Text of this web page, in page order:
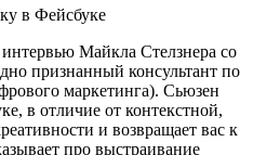
в Фейсбуке
Майкла Стелзнера со
признанный консультант по
маркетинга). Сьюзен
в отличие от контекстной,
и возвращает вас к
про выстраивание